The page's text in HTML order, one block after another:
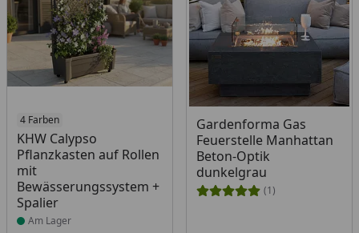
4 Farben
KHW Calypso
Pflanzkasten auf Rollen
mit
Bewässerungssystem +
Spalier
Produkt am Lager
Am Lager
Gardenforma Gas
Feuerstelle Manhattan
Beton-Optik
dunkelgrau
(1)